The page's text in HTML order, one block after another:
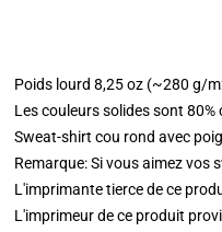
Poids lourd 8,25 oz (~280 g/
Les couleurs solides sont
Sweat-shirt cou rond avec
Remarque: Si vous aimez vos
L'imprimante tierce de ce
L'imprimeur de ce produit